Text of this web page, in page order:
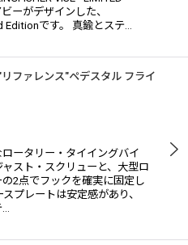
ーがデザインした、
Editionです。 真鍮とステ…
リファレンス"ペデスタル フライ
ータリー・タイイングバイ
ャスト・スクリューと、大型ロ
2点でフックを確実に固定し
プレートは安定感があり、
…